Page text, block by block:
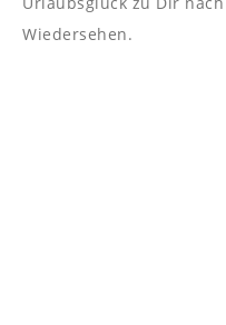
Wiedersehen.